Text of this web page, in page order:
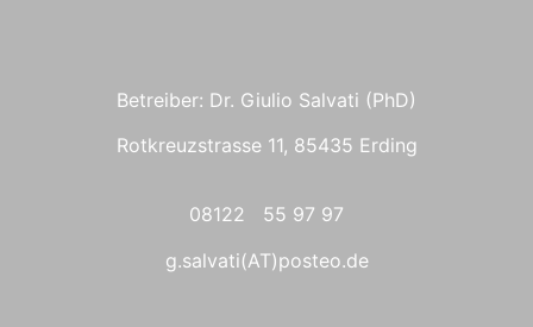
Betreiber: Dr. Giulio Salvati (PhD)
Rotkreuzstrasse 11, 85435 Erding
08122 55 97 97
g.salvati(AT)posteo.de